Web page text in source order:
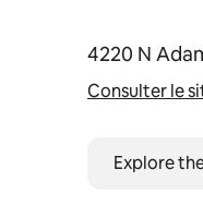
4220 N
Consulter le
Explore